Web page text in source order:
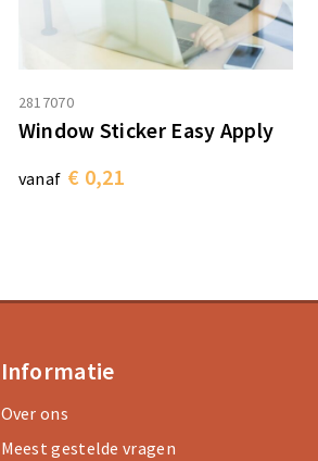
2817070
Window Sticker Easy Apply
vanaf € 0,21
Informatie
Over ons
Meest gestelde vragen